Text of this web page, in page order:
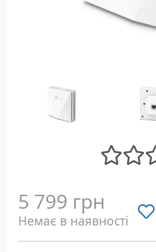
5 799 грн
Немає в наявності